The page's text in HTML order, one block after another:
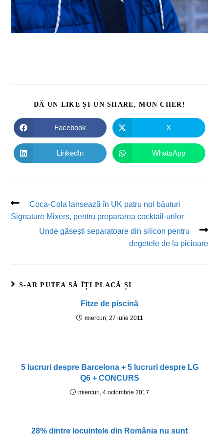
DĂ UN LIKE ȘI-UN SHARE, MON CHER!
Facebook X
LinkedIn WhatsApp
Coca-Cola lansează în UK patru noi băuturi
Signature Mixers, pentru prepararea cocktail-urilor
Unde găsești separatoare din silicon pentru
degetele de la picioare
S-AR PUTEA SĂ ÎȚI PLACĂ ȘI
Fitze de piscină
miercuri, 27 iulie 2011
5 lucruri despre Barcelona + 5 lucruri despre LG
Q6 + CONCURS
miercuri, 4 octombrie 2017
28% dintre locuințele din România nu sunt